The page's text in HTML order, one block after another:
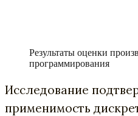
Результаты оценки
программирования
Исследование
применимость